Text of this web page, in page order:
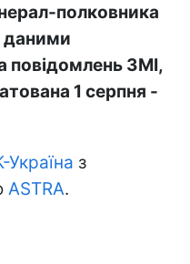
полковника
даними
повідомлень ЗМІ,
1 серпня -
Україна з
ASTRA.